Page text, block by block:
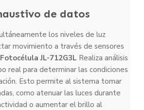
de datos
los niveles de luz
movimiento a través de sensores
Fotocélula JL-712G3L Realiza análisis
real para determinar las condiciones
Esto permite al sistema tomar
como atenuar las luces durante
o aumentar el brillo al